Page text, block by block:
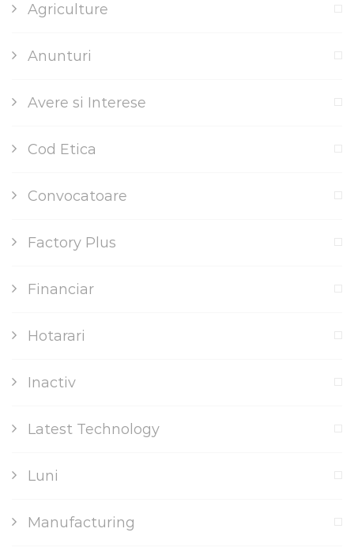
Agriculture
Anunturi
Avere si Interese
Cod Etica
Convocatoare
Factory Plus
Financiar
Hotarari
Inactiv
Latest Technology
Luni
Manufacturing